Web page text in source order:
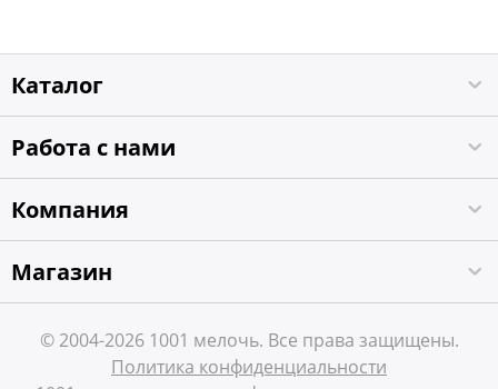
Каталог
Работа с нами
Компания
Магазин
© 2004-2026 1001 мелочь. Все права защищены.
Политика конфиденциальности